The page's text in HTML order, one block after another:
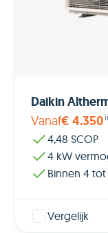
Daikin
Vanaf€ 4.350
4,48 SCOP
4 kW
Binnen 4
Vergelijk